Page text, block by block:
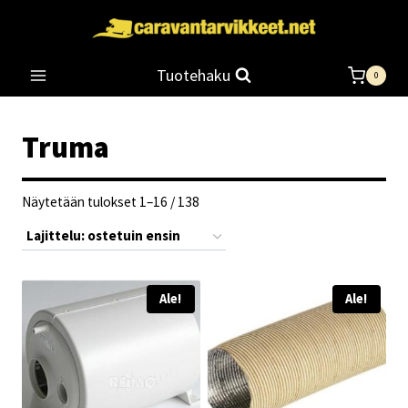
Tuotehaku 0
Truma
Näytetään tulokset 1–16 / 138
Ale! Ale!